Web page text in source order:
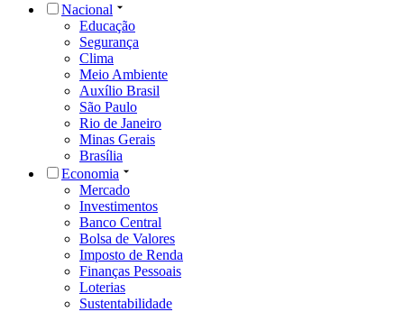
Nacional
Educação
Segurança
Clima
Meio Ambiente
Auxílio Brasil
São Paulo
Rio de Janeiro
Minas Gerais
Brasília
Economia
Mercado
Investimentos
Banco Central
Bolsa de Valores
Imposto de Renda
Finanças Pessoais
Loterias
Sustentabilidade